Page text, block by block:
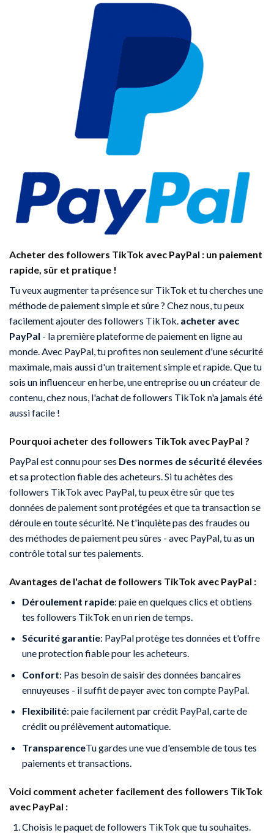
Acheter des followers TikTok avec PayPal : un paiement
rapide, sûr et pratique !
Tu veux augmenter ta présence sur TikTok et tu cherches une
méthode de paiement simple et sûre ? Chez nous, tu peux
facilement ajouter des followers TikTok. acheter avec
PayPal - la première plateforme de paiement en ligne au
monde. Avec PayPal, tu profites non seulement d'une sécurité
maximale, mais aussi d'un traitement simple et rapide. Que tu
sois un influenceur en herbe, une entreprise ou un créateur de
contenu, chez nous, l'achat de followers TikTok n'a jamais été
aussi facile !
Pourquoi acheter des followers TikTok avec PayPal ?
PayPal est connu pour ses Des normes de sécurité élevées
et sa protection fiable des acheteurs. Si tu achètes des
followers TikTok avec PayPal, tu peux être sûr que tes
données de paiement sont protégées et que ta transaction se
déroule en toute sécurité. Ne t'inquiète pas des fraudes ou
des méthodes de paiement peu sûres - avec PayPal, tu as un
contrôle total sur tes paiements.
Avantages de l'achat de followers TikTok avec PayPal :
Déroulement rapide: paie en quelques clics et obtiens
tes followers TikTok en un rien de temps.
Sécurité garantie: PayPal protège tes données et t'offre
une protection fiable pour les acheteurs.
Confort: Pas besoin de saisir des données bancaires
ennuyeuses - il suffit de payer avec ton compte PayPal.
Flexibilité: paie facilement par crédit PayPal, carte de
crédit ou prélèvement automatique.
TransparenceTu gardes une vue d'ensemble de tous tes
paiements et transactions.
Voici comment acheter facilement des followers TikTok
avec PayPal :
Choisis le paquet de followers TikTok que tu souhaites.